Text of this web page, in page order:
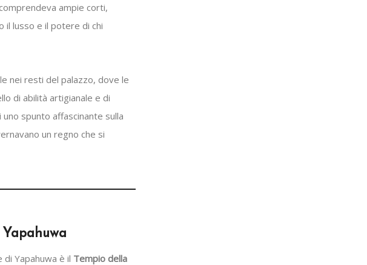
ampie corti,
il lusso e il potere di chi
nei resti del palazzo, dove le
di abilità artigianale e di
spunto affascinante sulla
un regno che si
Yapahuwa è il Tempio della